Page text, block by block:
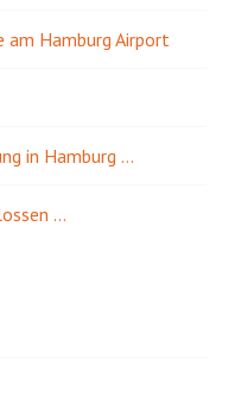
am Hamburg Airport
in Hamburg …
…